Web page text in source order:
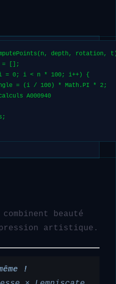
( n, depth, rotation, t
= [];
= 0; i < n * 100; i++) {
= (i / 100) * Math . PI * 2;
A000940
beauté
artistique.
!